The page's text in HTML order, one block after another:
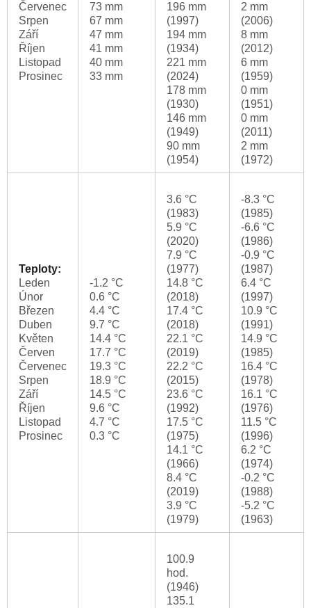
Červenec
Srpen
Září
Říjen
Listopad
Prosinec
73 mm
67 mm
47 mm
41 mm
40 mm
33 mm
196 mm
(1997)
194 mm
(1934)
221 mm
(2024)
178 mm
(1930)
146 mm
(1949)
90 mm
(1954)
2 mm
(2006)
8 mm
(2012)
6 mm
(1959)
0 mm
(1951)
0 mm
(2011)
2 mm
(1972)
Teploty:
Leden
Únor
Březen
Duben
Květen
Červen
Červenec
Srpen
Září
Říjen
Listopad
Prosinec
-1.2 °C
0.6 °C
4.4 °C
9.7 °C
14.4 °C
17.7 °C
19.3 °C
18.9 °C
14.5 °C
9.6 °C
4.7 °C
0.3 °C
3.6 °C
(1983)
5.9 °C
(2020)
7.9 °C
(1977)
14.8 °C
(2018)
17.4 °C
(2018)
22.1 °C
(2019)
22.2 °C
(2015)
23.6 °C
(1992)
17.5 °C
(1975)
14.1 °C
(1966)
8.4 °C
(2019)
3.9 °C
(1979)
-8.3 °C
(1985)
-6.6 °C
(1986)
-0.9 °C
(1987)
6.4 °C
(1997)
10.9 °C
(1991)
14.9 °C
(1985)
16.4 °C
(1978)
16.1 °C
(1976)
11.5 °C
(1996)
6.2 °C
(1974)
-0.2 °C
(1988)
-5.2 °C
(1963)
100.9
hod.
(1946)
135.1